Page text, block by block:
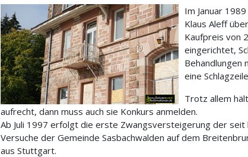
Im Januar
Klaus Aleff
Kaufpreis von
eingerichtet,
Behandlungen
eine
Trotz allem
aufrecht, dann muss auch sie Konkurs anmelden.
Ab Juli 1997 erfolgt die erste Zwangsversteigerung der
Versuche der Gemeinde Sasbachwalden auf dem
aus Stuttgart.